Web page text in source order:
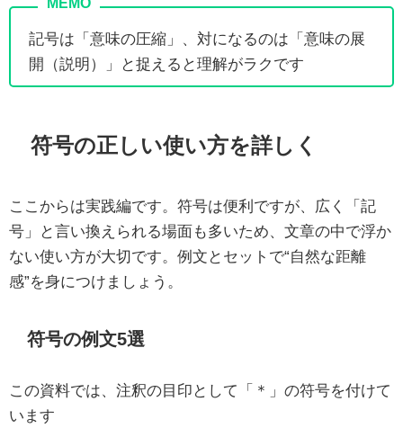
記号は「意味の圧縮」、対になるのは「意味の展
開（説明）」と捉えると理解がラクです
符号の正しい使い方を詳しく
ここからは実践編です。符号は便利ですが、広く「記
号」と言い換えられる場面も多いため、文章の中で浮か
ない使い方が大切です。例文とセットで“自然な距離
感”を身につけましょう。
符号の例文5選
この資料では、注釈の目印として「＊」の符号を付けて
います